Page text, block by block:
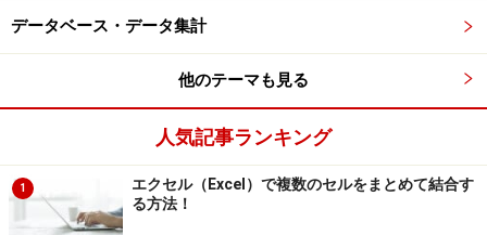
［原因2］
日付けや時刻の設定がされているセルにマイナス値が入
力された場合（日付けの表示や計算は通常1以上の正の
値でなくてはいけません）。
データベース・データ集計
他のテーマも見る
人気記事ランキング
1
エクセル（Excel）で複数のセルをまとめて結合す
る方法！